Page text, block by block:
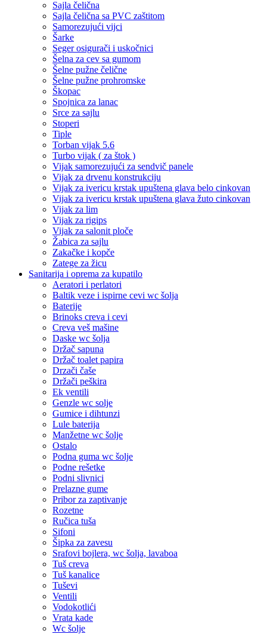
Sajla čelična
Sajla čelična sa PVC zaštitom
Samorezujući vijci
Šarke
Seger osigurači i uskočnici
Šelna za cev sa gumom
Šelne pužne čelične
Šelne pužne prohromske
Škopac
Spojnica za lanac
Srce za sajlu
Stoperi
Tiple
Torban vijak 5.6
Turbo vijak ( za štok )
Vijak samorezujući za sendvič panele
Vijak za drvenu konstrukciju
Vijak za ivericu krstak upuštena glava belo cinkovan
Vijak za ivericu krstak upuštena glava žuto cinkovan
Vijak za lim
Vijak za rigips
Vijak za salonit ploče
Žabica za sajlu
Zakačke i kopče
Zatege za žicu
Sanitarija i oprema za kupatilo
Aeratori i perlatori
Baltik veze i ispirne cevi wc šolja
Baterije
Brinoks creva i cevi
Creva veš mašine
Daske wc šolja
Držač sapuna
Držač toalet papira
Drzači čaše
Držači peškira
Ek ventili
Genzle wc solje
Gumice i dihtunzi
Lule baterija
Manžetne wc šolje
Ostalo
Podna guma wc šolje
Podne rešetke
Podni slivnici
Prelazne gume
Pribor za zaptivanje
Rozetne
Ručica tuša
Sifoni
Šipka za zavesu
Srafovi bojlera, wc šolja, lavaboa
Tuš creva
Tuš kanalice
Tuševi
Ventili
Vodokotlići
Vrata kade
Wc šolje